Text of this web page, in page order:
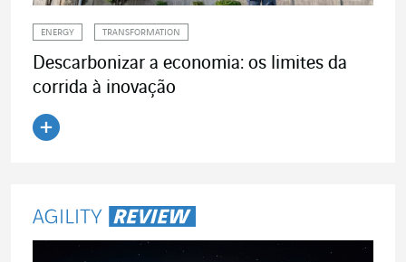
ENERGY TRANSFORMATION
Descarbonizar a economia: os limites da
corrida à inovação